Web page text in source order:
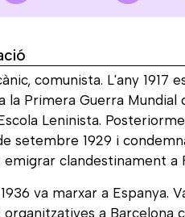
comunista. L'any 1917
la Primera Guerra Mundial
Leninista.
setembre 1929 i
emigrar clandestinament a
va marxar a Espanya.
a Barcelona